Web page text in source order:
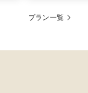
プラン一覧